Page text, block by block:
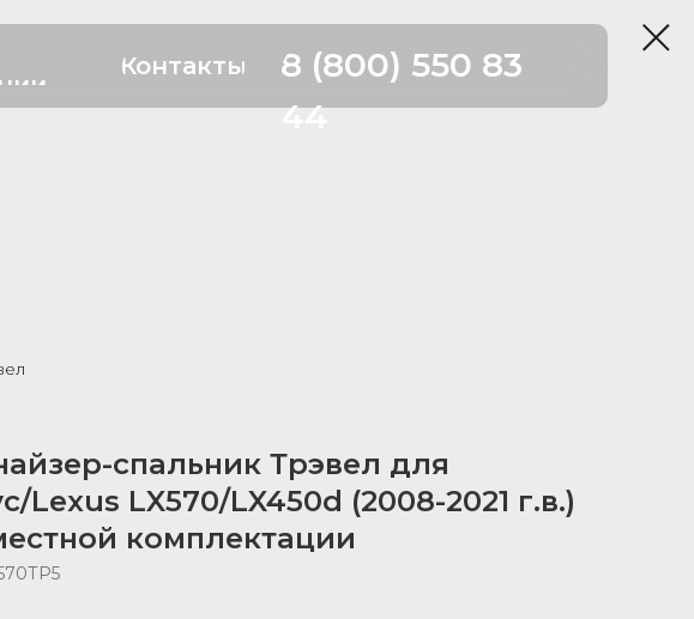
8 (800) 550 83
44
Контакты
спальник Трэвел для
Lexus LX570/LX450d (2008-2021 г.в.)
комплектации